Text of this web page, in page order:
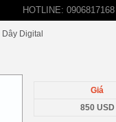
HOTLINE: 0906817168
Dây Digital
Giá
850 USD